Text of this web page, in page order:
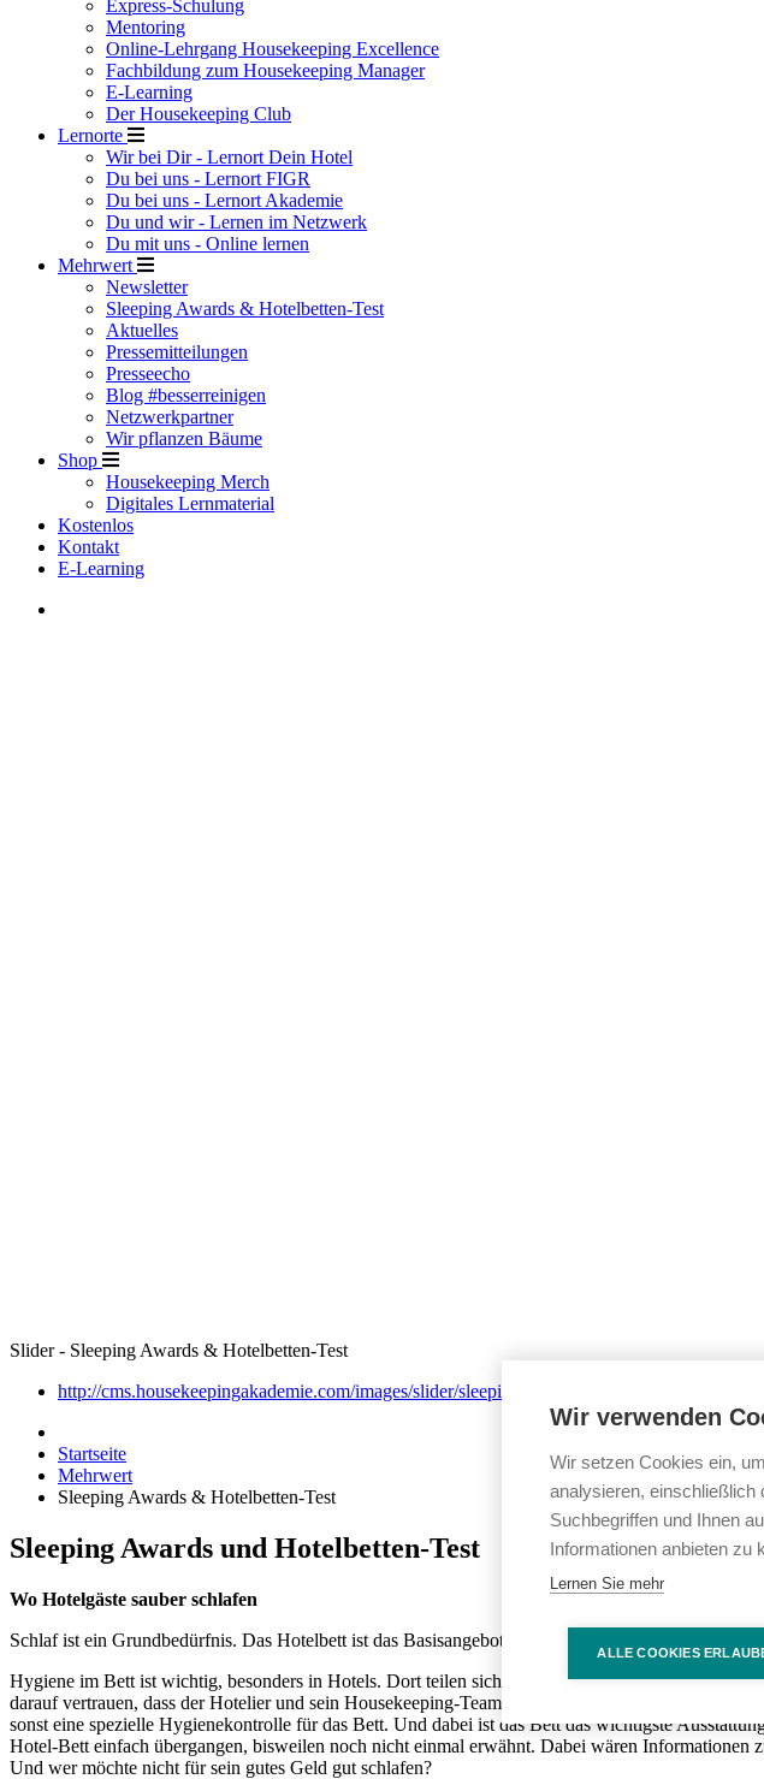
Express-Schulung
Mentoring
Online-Lehrgang Housekeeping Excellence
Fachbildung zum Housekeeping Manager
E-Learning
Der Housekeeping Club
Lernorte
Wir bei Dir - Lernort Dein Hotel
Du bei uns - Lernort FIGR
Du bei uns - Lernort Akademie
Du und wir - Lernen im Netzwerk
Du mit uns - Online lernen
Mehrwert
Newsletter
Sleeping Awards & Hotelbetten-Test
Aktuelles
Pressemitteilungen
Presseecho
Blog #besserreinigen
Netzwerkpartner
Wir pflanzen Bäume
Shop
Housekeeping Merch
Digitales Lernmaterial
Kostenlos
Kontakt
E-Learning
Slider - Sleeping Awards & Hotelbetten-Test
http://cms.housekeepingakademie.com/images/slider/sleeping-awards.jpg
Startseite
Mehrwert
Sleeping Awards & Hotelbetten-Test
Sleeping Awards und Hotelbetten-Test
Wo Hotelgäste sauber schlafen
Schlaf ist ein Grundbedürfnis. Das Hotelbett ist das Basisangebot schlechthin in jedem Hotel und
Hygiene im Bett ist wichtig, besonders in Hotels. Dort teilen sich, über das Jahr gesehen,
darauf vertrauen, dass der Hotelier und sein Housekeeping-Team schon alles im Griff hat.
sonst eine spezielle Hygienekontrolle für das Bett. Und dabei ist das Bett das wichtigste
Hotel-Bett einfach übergangen, bisweilen noch nicht einmal erwähnt. Dabei wären
Und wer möchte nicht für sein gutes Geld gut schlafen?
Wir verwenden
Wir setzen Cookies ein,
analysieren, einschließlich
Suchbegriffen und Ihnen
Informationen anbieten zu
Lernen Sie mehr
ALLE COOKIES